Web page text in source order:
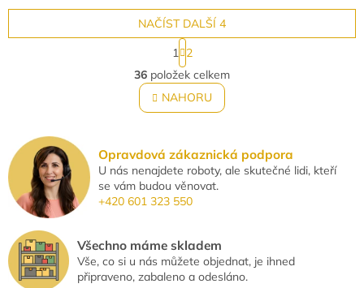
Díky třem vyměnitelným
samostatnému pití. Tento
chytrý dětský...
O
v
l
á
a
c
í
p
r
k
y
v
ý
NAČÍST DALŠÍ 4
S
t
r
á
n
k
á
n
í
1 2
36 položek celkem
NAHORU
Opravdová zákaznická podpora
U nás nenajdete roboty, ale skutečné lidi, kteří
se vám budou věnovat.
+420 601 323 550
Všechno máme skladem
Vše, co si u nás můžete objednat, je ihned
připraveno, zabaleno a odesláno.